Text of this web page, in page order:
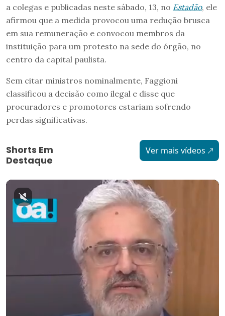
a colegas e publicadas neste sábado, 13, no Estadão, ele
afirmou que a medida provocou uma redução brusca
em sua remuneração e convocou membros da
instituição para um protesto na sede do órgão, no
centro da capital paulista.
Sem citar ministros nominalmente, Faggioni
classificou a decisão como ilegal e disse que
procuradores e promotores estariam sofrendo
perdas significativas.
Shorts Em
Destaque
Ver mais vídeos